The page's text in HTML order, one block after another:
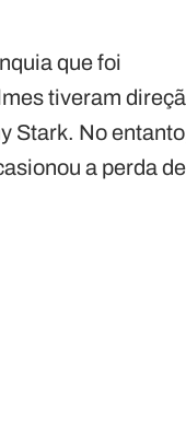
que foi
tiveram
Stark. No
a perda de